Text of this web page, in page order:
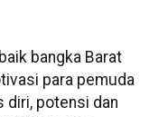
bangka Barat
para pemuda
diri, potensi dan